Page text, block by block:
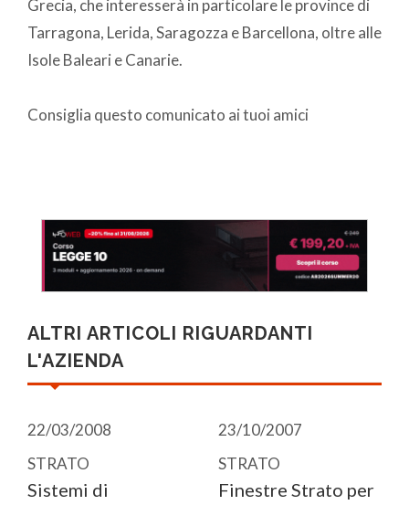
Grecia, che interesserà in particolare le province di
Tarragona, Lerida, Saragozza e Barcellona, oltre alle
Isole Baleari e Canarie.
Consiglia questo comunicato ai tuoi amici
ALTRI ARTICOLI RIGUARDANTI
L'AZIENDA
22/03/2008
STRATO
Sistemi di
23/10/2007
STRATO
Finestre Strato per